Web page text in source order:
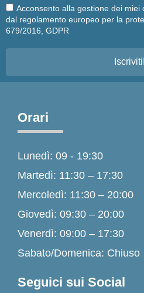
Email
Acconsento alla gestione dei
dal regolamento europeo per la
679/2016, GDPR
Iscriviti
Orari
Lunedì: 09 - 19:30
Martedì: 11:30 – 17:30
Mercoledì: 11:30 – 20:00
Giovedì: 09:30 – 20:00
Venerdì: 09:00 – 17:30
Sabato/Domenica: Chiuso
Seguici sui Social